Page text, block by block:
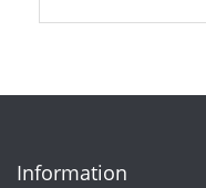
Information